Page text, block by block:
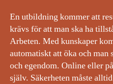
En utbildning kommer att
krävs för att man ska ha
Arbeten. Med kunskaper
automatiskt att öka och man
och egendom. Online eller
själv. Säkerheten måste